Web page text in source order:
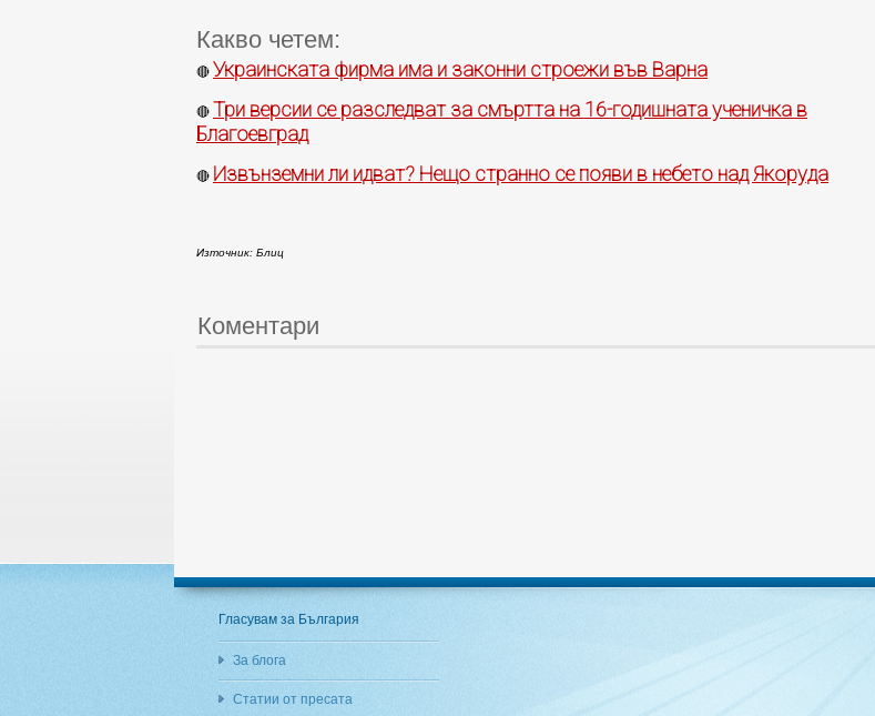
Какво четем:
🔴 Украинската фирма има и законни строежи във Варна
🔴 Три версии се разследват за смъртта на 16-годишната ученичка в
Благоевград
🔴 Извънземни ли идват? Нещо странно се появи в небето над Якоруда
Източник: Блиц
Коментари
Гласувам за България
За блога
Статии от пресата